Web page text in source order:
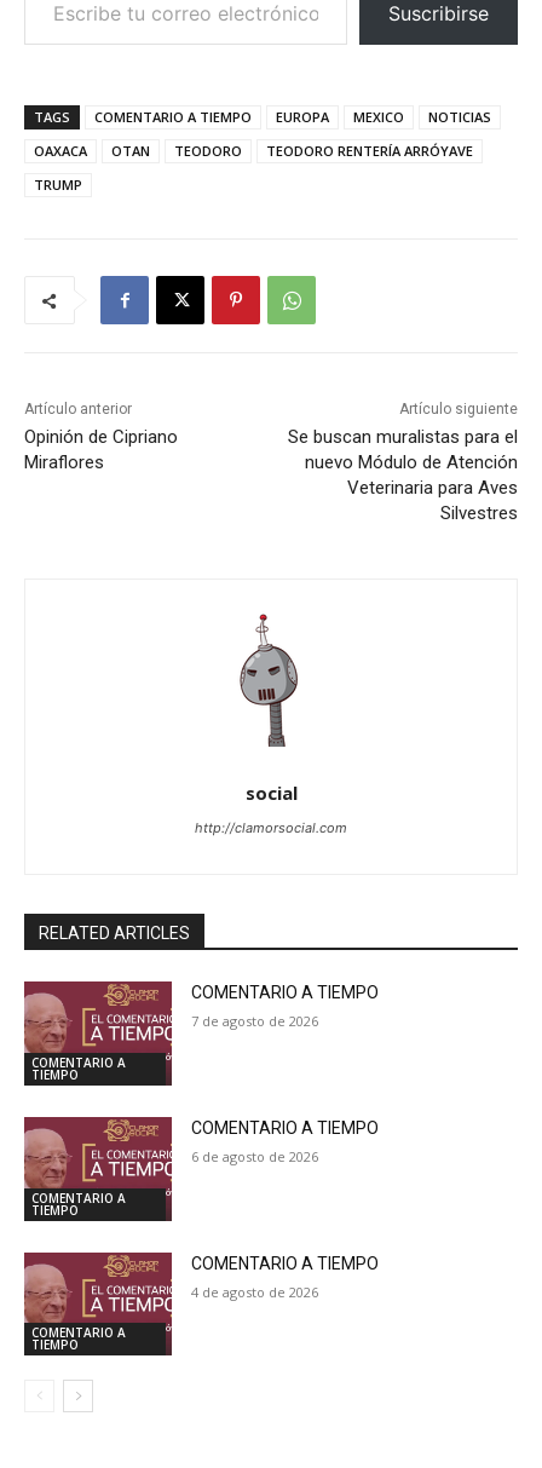
Suscribirse
TAGS COMENTARIO A TIEMPO EUROPA MEXICO
NOTICIAS
OAXACA
OTAN TEODORO
TEODORO RENTERÍA ARRÓYAVE
TRUMP
Artículo anterior
Opinión de Cipriano
Miraflores
Artículo siguiente
Se buscan muralistas para el
nuevo Módulo de Atención
Veterinaria para Aves
Silvestres
social
http://clamorsocial.com
RELATED ARTICLES
COMENTARIO A
TIEMPO
COMENTARIO A TIEMPO
7 de agosto de 2026
COMENTARIO A
TIEMPO
COMENTARIO A TIEMPO
6 de agosto de 2026
COMENTARIO A
TIEMPO
COMENTARIO A TIEMPO
4 de agosto de 2026